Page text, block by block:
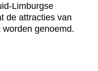
Limburgse
de attracties van
genoemd.